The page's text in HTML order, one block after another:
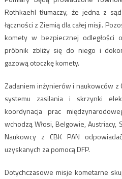
Rothkaehl tłumaczy, że jedna z
łączności z Ziemią dla całej misji.
komety w bezpiecznej odległości
próbnik zbliży się do niego i
gazową otoczkę komety.
Zadaniem inżynierów i naukowców z
systemu zasilania i skrzynki
koordynacja prac
wchodzą Włosi, Belgowie, Austriacy,
Naukowcy z CBK PAN
uzyskanych za pomocą DFP.
Dotychczasowe misje kometarne